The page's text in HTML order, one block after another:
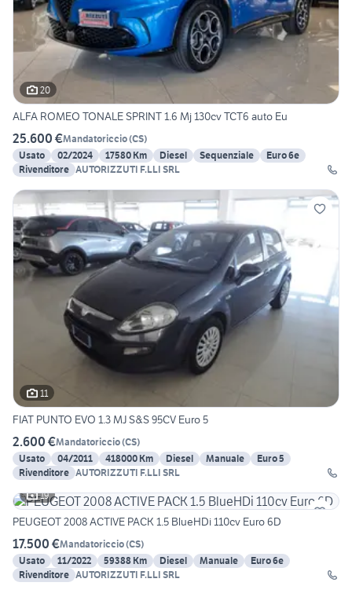
20
ALFA ROMEO TONALE SPRINT 1.6 Mj 130cv TCT6 auto Eu
25.600 €Mandatoriccio(CS)
Usato
02/2024 17580 Km Diesel Sequenziale
Euro 6e
Rivenditore AUTORIZZUTI F.LLI SRL
11
FIAT PUNTO EVO 1.3 MJ S&S 95CV Euro 5
2.600 €Mandatoriccio(CS)
Usato
04/2011 418000 Km Diesel Manuale
Euro 5
Rivenditore AUTORIZZUTI F.LLI SRL
19
PEUGEOT 2008 ACTIVE PACK 1.5 BlueHDi 110cv Euro 6D
17.500 €Mandatoriccio(CS)
Usato
11/2022 59388 Km Diesel Manuale
Euro 6e
Rivenditore AUTORIZZUTI F.LLI SRL